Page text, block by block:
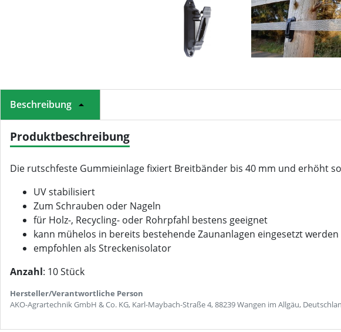
Beschreibung
Produktbeschreibung
Die rutschfeste Gummieinlage fixiert Breitbänder bis 40 mm und erhöht
UV stabilisiert
Zum Schrauben oder Nageln
für Holz-, Recycling- oder Rohrpfahl bestens geeignet
kann mühelos in bereits bestehende Zaunanlagen eingesetzt werden
empfohlen als Streckenisolator
Anzahl: 10 Stück
Hersteller/Verantwortliche Person
AKO-Agrartechnik GmbH & Co. KG, Karl-Maybach-Straße 4, 88239 Wangen im Allgäu,